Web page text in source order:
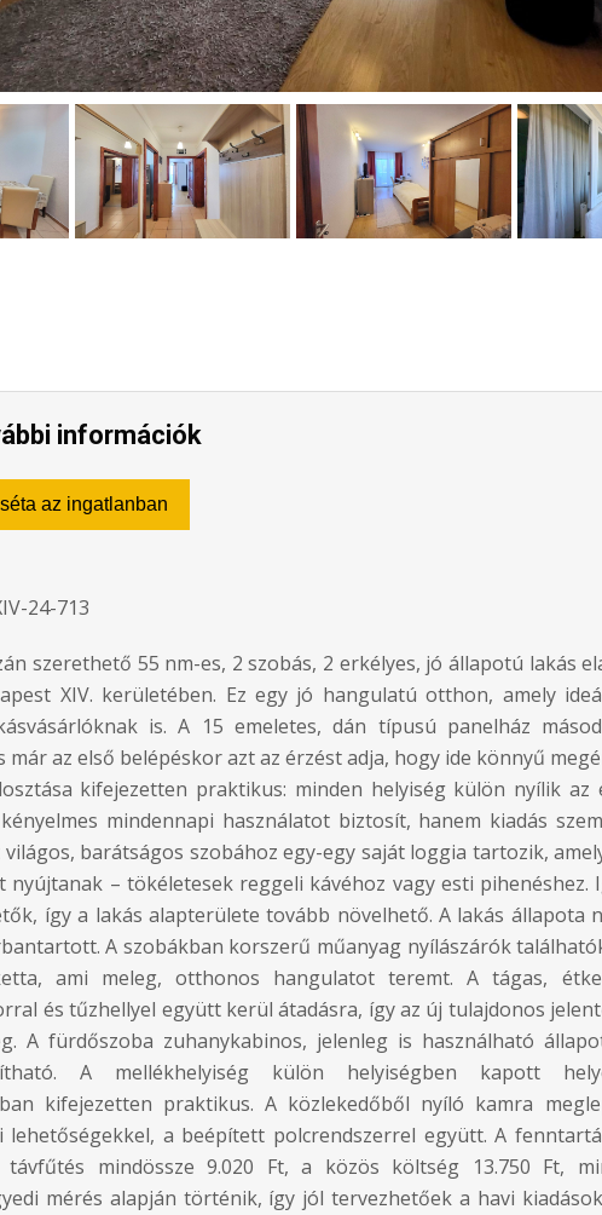
információk
az ingatlanban
24-713
szerethető 55 nm-es, 2 szobás, 2 erkélyes, jó állapotú lakás
XIV. kerületében. Ez egy jó hangulatú otthon, amely
is. A 15 emeletes, dán típusú panelház
már az első belépéskor azt az érzést adja, hogy ide könnyű
kifejezetten praktikus: minden helyiség külön nyílik az
mindennapi használatot biztosít, hanem kiadás
világos, barátságos szobához egy-egy saját loggia tartozik,
nyújtanak – tökéletesek reggeli kávéhoz vagy esti pihenéshez.
így a lakás alapterülete tovább növelhető. A lakás állapota
A szobákban korszerű műanyag nyílászárók
ami meleg, otthonos hangulatot teremt. A tágas,
és tűzhellyel együtt kerül átadásra, így az új tulajdonos
A fürdőszoba zuhanykabinos, jelenleg is használható
A mellékhelyiség külön helyiségben kapott
kifejezetten praktikus. A közlekedőből nyíló kamra
lehetőségekkel, a beépített polcrendszerrel együtt. A
távfűtés mindössze 9.020 Ft, a közös költség 13.750 Ft,
mérés alapján történik, így jól tervezhetőek a havi